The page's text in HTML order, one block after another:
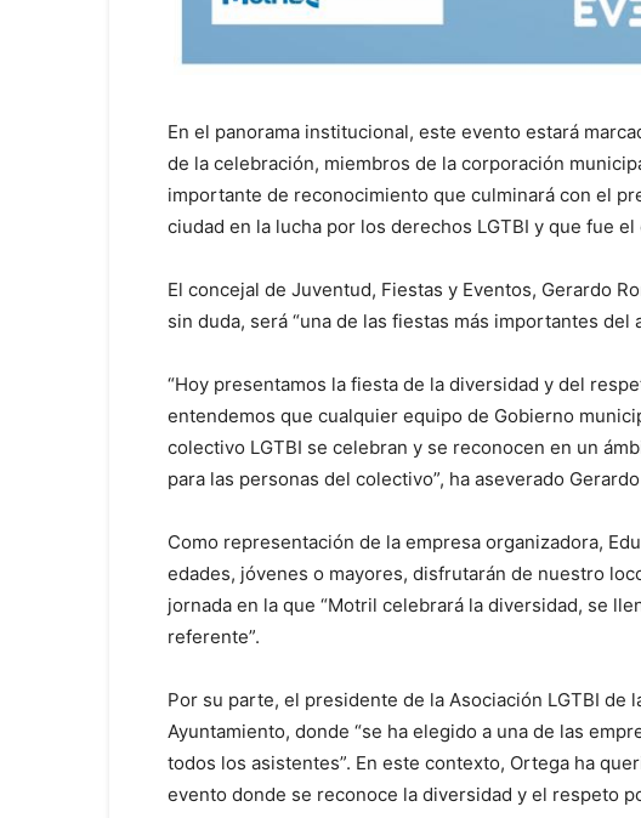
En el panorama institucional, este evento estará
de la celebración, miembros de la corporación
importante de reconocimiento que culminará con el
ciudad en la lucha por los derechos LGTBI y que fue
El concejal de Juventud, Fiestas y Eventos, Gerardo
sin duda, será “una de las fiestas más importantes
“Hoy presentamos la fiesta de la diversidad y del
entendemos que cualquier equipo de Gobierno
colectivo LGTBI se celebran y se reconocen en un
para las personas del colectivo”, ha aseverado
Como representación de la empresa organizadora,
edades, jóvenes o mayores, disfrutarán de nuestro
jornada en la que “Motril celebrará la diversidad, se
referente”.
Por su parte, el presidente de la Asociación LGTBI de
Ayuntamiento, donde “se ha elegido a una de las
todos los asistentes”. En este contexto, Ortega ha
evento donde se reconoce la diversidad y el respeto